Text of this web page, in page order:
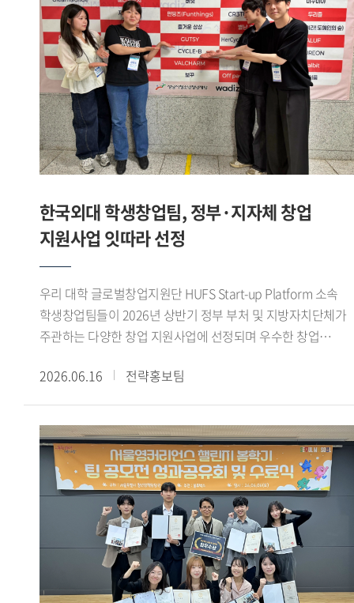
쇼핑을 하고 커뮤니티를 이어갈 수 있는 서비스를 제공하려
합니다. 앱은 7월경 출시를 목표로 하고 있습니다. 이처럼 제가
창업에 도전하고 진로를 개척하는 데 GTEP의 역할이 꽤 컸다고
생각합니다. - 앞으로의 계획을 들려주세요. 현재 HUFS Start-
up platform에 입주해 교내 창업지원단의 도움을 받아 창업한
상태입니다. 얼마 전에는 교육부에서 주관하는 학생
창업유망팀 300+ 에 선정돼, 창업을 한 단계씩 발전시켜 나가고
있습니다. 이를 계속 발전시켜 국내 거주 무슬림을 위한 앱은
물론 최종적으로는 국내기업이 할랄 시장에 쉽게 진출하도록
교두보 역할을 해내고 싶습니다. GTEP을 통해 배운 것을
기반으로 차근차근 나아가면 좋은 결과를 얻을 수 있을 거라
믿습니다. ※ 해당 인터뷰는 아래 Global HUFS 여름호 E-
book을 통해서도 확인하실 수 있습니다(p.16-17)https://e-
book.hufs.ac.kr/20260623_135256/
지역사회의 변화를 이끄는 실질적인 정책으로 발전할 수
있도록 지원할 예정이다.
22), 최예진(체코 슬로바키아 22), Hortense(국제학 23), 김은
(영미문학 문화 23) 학생이 팀을 이뤄 우승을 차지했다.
개인전에서도 우수한 성과가 이어졌다. 김지성(영미문학 문화
22) 학생이 여자 플뢰레 개인전 준우승을 차지했으며, 이기령
(중국외교통상 22) 학생은 남자 플뢰레 개인전 3위, 이유종
(정치외교 24) 학생은 남자 에페 개인전 3위에 올랐다. 이나래
(LD 24) 학생도 여자 플뢰레 개인전 5위를 기록하며 좋은
성적을 거두었다.이번 대회를 통해 우리 대학 펜싱부는
무대에서 경쟁력을 다시 한번 입증했다.1960년대 활동 이후
재건된 우리 대학 펜싱부는 전국 규모의 각종 대회에서 꾸준히
성과를 이어오고 있다. 선수들은 이번 대회를 발판으로
앞으로도 지속적인 훈련과 팀워크를 바탕으로 좋은 경기력을
선보일 계획이다.
한국외대 학생창업팀, 정부·지자체 창업
지원사업 잇따라 선정
우리 대학 글로벌창업지원단 HUFS Start-up Platform 소속
학생창업팀들이 2026년 상반기 정부 부처 및 지방자치단체가
주관하는 다양한 창업 지원사업에 선정되며 우수한 창업
예비창업패키지를 포함한 4개 창업 지원사업에 선정된 데 이어,
교내 학생창업팀들의 성과가 이어지고 있다. PICKIN 팀은
아산두어스와 Grand-K 창업학교에 동시 선정됐으며, 커넥트인
팀은 청년창업사관학교에 이름을 올렸다.[사진. SBS
모닝와이드 방송 화면 캡처 / 서울캠퍼스 HUFS Start-up
Platform 소속 학생창업팀 카인디 ]또한 카인디 팀은
서울시립대 캠퍼스타운, 2026 여성벤처활성화지원사업,
서울시립대학교 임팩트 프로토타이핑 프로그램 등 3개 사업에
선정됐다. 이 밖에도 야라바디 팀은 모두의창업에, 할랄서울
팀은 학생 창업유망팀 300+에, CYCLE-B 팀은 성남청년 창업
역량강화 프로젝트 THE 와플 4기에 각각 선정되며 다양한
2026.06.16 전략홍보팀